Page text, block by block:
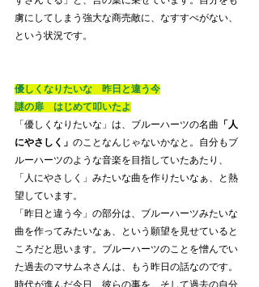
虜にしてしまう強大な商売敵に、なすすべがない、
という状況です。
優しくなりたいな　昨日と違う今
謎の扉　はじめて叩いたよ
「優しくなりたいな」は、ブルーハーツの名曲 「人
にやさしく」 のことなんじゃないかなと。自分もブ
ルーハーツのような音楽を目指していたあたり、
「人にやさしく」みたいな曲を作りたいなぁ、と熱
望しています。
「昨日と違う今」の部分は、ブルーハーツみたいな
曲を作ってみたいなぁ、という願望を見せていると
ころだと思います。ブルーハーツのことを憎んでい
た過去のマサムネさんは、もう昨日の話なのです。
時代が進んだ今日、彼らの事を、そして過去の自分